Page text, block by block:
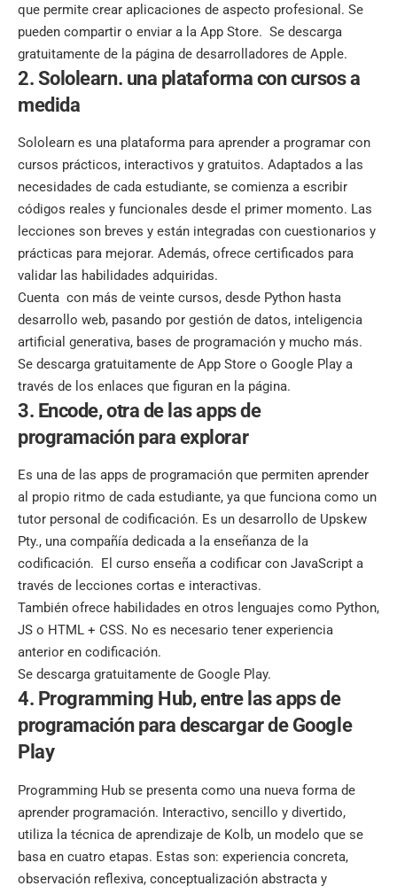
que permite crear aplicaciones de aspecto profesional. Se
pueden compartir o enviar a la App Store. Se descarga
gratuitamente de la página de desarrolladores de Apple.
2. Sololearn. una plataforma con cursos a
medida
Sololearn es una plataforma para aprender a programar con
cursos prácticos, interactivos y gratuitos. Adaptados a las
necesidades de cada estudiante, se comienza a escribir
códigos reales y funcionales desde el primer momento. Las
lecciones son breves y están integradas con cuestionarios y
prácticas para mejorar. Además, ofrece certificados para
validar las habilidades adquiridas.
Cuenta con más de veinte cursos, desde Python hasta
desarrollo web, pasando por gestión de datos, inteligencia
artificial generativa, bases de programación y mucho más.
Se descarga gratuitamente de App Store o Google Play a
través de los enlaces que figuran en la página.
3. Encode, otra de las apps de
programación para explorar
Es una de las apps de programación que permiten aprender
al propio ritmo de cada estudiante, ya que funciona como un
tutor personal de codificación. Es un desarrollo de Upskew
Pty., una compañía dedicada a la enseñanza de la
codificación. El curso enseña a codificar con JavaScript a
través de lecciones cortas e interactivas.
También ofrece habilidades en otros lenguajes como Python,
JS o HTML + CSS. No es necesario tener experiencia
anterior en codificación.
Se descarga gratuitamente de Google Play.
4. Programming Hub, entre las apps de
programación para descargar de Google
Play
Programming Hub se presenta como una nueva forma de
aprender programación. Interactivo, sencillo y divertido,
utiliza la técnica de aprendizaje de Kolb, un modelo que se
basa en cuatro etapas. Estas son: experiencia concreta,
observación reflexiva, conceptualización abstracta y